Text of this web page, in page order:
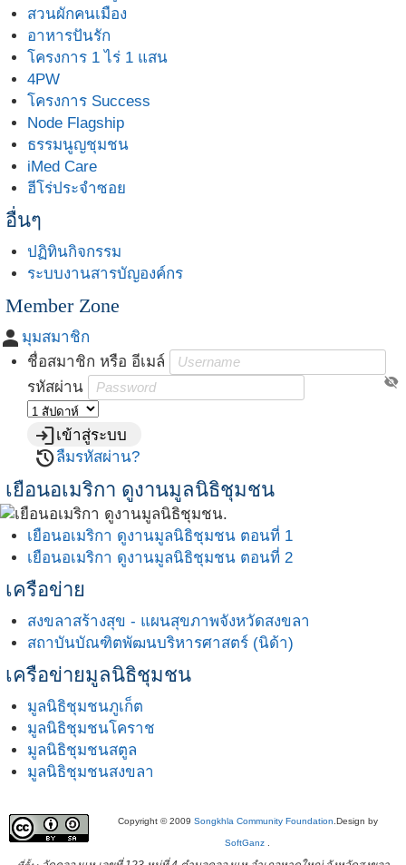
สวนผักคนเมือง
อาหารปันรัก
โครงการ 1 ไร่ 1 แสน
4PW
โครงการ Success
Node Flagship
ธรรมนูญชุมชน
iMed Care
ฮีโร่ประจำซอย
อื่นๆ
ปฏิทินกิจกรรม
ระบบงานสารบัญองค์กร
Member Zone
person มุมสมาชิก
ชื่อสมาชิก หรือ อีเมล์
รหัสผ่าน
visibility_off
loginเข้าสู่ระบบ
restoreลืมรหัสผ่าน?
เยือนอเมริกา ดูงานมูลนิธิชุมชน
เยือนอเมริกา ดูงานมูลนิธิชุมชน ตอนที่ 1
เยือนอเมริกา ดูงานมูลนิธิชุมชน ตอนที่ 2
เครือข่าย
สงขลาสร้างสุข - แผนสุขภาพจังหวัดสงขลา
สถาบันบัณฑิตพัฒนบริหารศาสตร์ (นิด้า)
เครือข่ายมูลนิธิชุมชน
มูลนิธิชุมชนภูเก็ต
มูลนิธิชุมชนโคราช
มูลนิธิชุมชนสตูล
มูลนิธิชุมชนสงขลา
Copyright © 2009 Songkhla Community Foundation .Design by
SoftGanz